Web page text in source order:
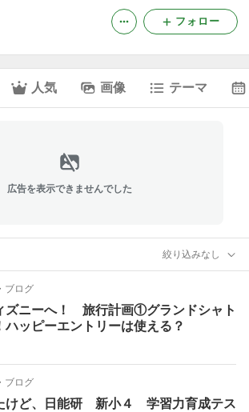
フォロー
人気 画像 テーマ
広告を表示できませんでした
絞り込みなし
・ ブログ
ズニーへ！ 旅行計画①グランドシャト
ハッピーエントリーは使える？
・ ブログ
けど、日能研 新小４ 学習力育成テス